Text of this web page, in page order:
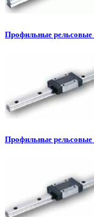
Профильные
Профильные